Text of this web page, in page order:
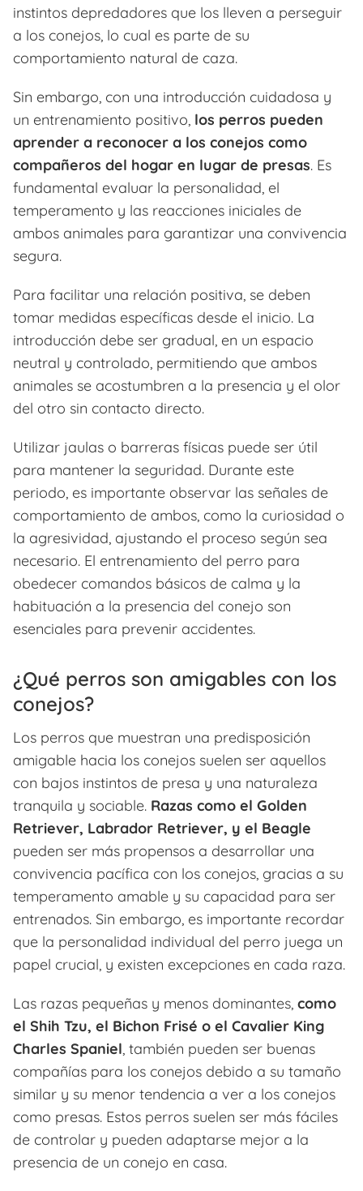
instintos depredadores que los lleven a perseguir
a los conejos, lo cual es parte de su
comportamiento natural de caza.
Sin embargo, con una introducción cuidadosa y
un entrenamiento positivo, los perros pueden
aprender a reconocer a los conejos como
compañeros del hogar en lugar de presas. Es
fundamental evaluar la personalidad, el
temperamento y las reacciones iniciales de
ambos animales para garantizar una convivencia
segura.
Para facilitar una relación positiva, se deben
tomar medidas específicas desde el inicio. La
introducción debe ser gradual, en un espacio
neutral y controlado, permitiendo que ambos
animales se acostumbren a la presencia y el olor
del otro sin contacto directo.
Utilizar jaulas o barreras físicas puede ser útil
para mantener la seguridad. Durante este
periodo, es importante observar las señales de
comportamiento de ambos, como la curiosidad o
la agresividad, ajustando el proceso según sea
necesario. El entrenamiento del perro para
obedecer comandos básicos de calma y la
habituación a la presencia del conejo son
esenciales para prevenir accidentes.
¿Qué perros son amigables con los
conejos?
Los perros que muestran una predisposición
amigable hacia los conejos suelen ser aquellos
con bajos instintos de presa y una naturaleza
tranquila y sociable. Razas como el Golden
Retriever, Labrador Retriever, y el Beagle
pueden ser más propensos a desarrollar una
convivencia pacífica con los conejos, gracias a su
temperamento amable y su capacidad para ser
entrenados. Sin embargo, es importante recordar
que la personalidad individual del perro juega un
papel crucial, y existen excepciones en cada raza.
Las razas pequeñas y menos dominantes, como
el Shih Tzu, el Bichon Frisé o el Cavalier King
Charles Spaniel, también pueden ser buenas
compañías para los conejos debido a su tamaño
similar y su menor tendencia a ver a los conejos
como presas. Estos perros suelen ser más fáciles
de controlar y pueden adaptarse mejor a la
presencia de un conejo en casa.